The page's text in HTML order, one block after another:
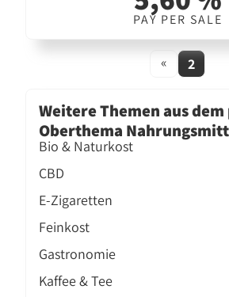
PAY PER SALE
« 2
Weitere Themen aus dem
Oberthema
Bio & Naturkost
CBD
E-Zigaretten
Feinkost
Gastronomie
Kaffee & Tee